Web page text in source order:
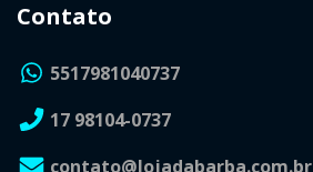
Contato
5517981040737
17 98104-0737
contato@lojadabarba.com.br